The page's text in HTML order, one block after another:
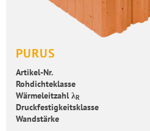
PURUS
Artikel-​Nr.
Roh­dich­te­klas­se
Wär­me­leit­zahl λR
Druck­fes­tig­keits­klas­se
Wand­stär­ke